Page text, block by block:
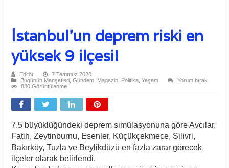
İstanbul’un deprem riski en
yüksek 9 ilçesi!
Editör
7 Temmuz 2020
Bugünün Manşetleri ,Gündem Magazin Politika ,Yaşam
Yorum bırak
830 Görüntülenme
7.5 büyüklüğündeki deprem simülasyonuna göre Avcılar,
Fatih, Zeytinburnu, Esenler, Küçükçekmece, Silivri,
Bakırköy, Tuzla ve Beylikdüzü en fazla zarar görecek
ilçeler olarak belirlendi.